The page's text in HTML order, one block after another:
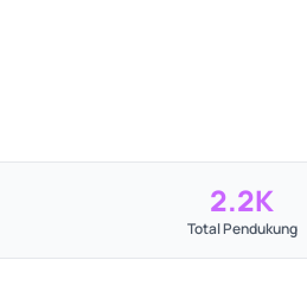
2.2K
Total Pendukung